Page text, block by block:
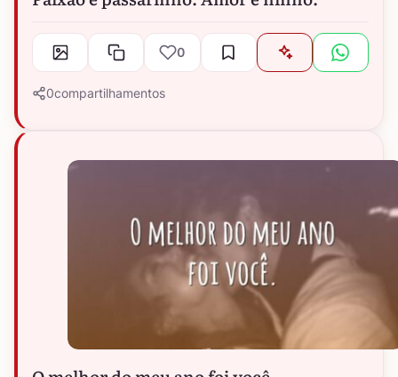
0
0compartilhamentos